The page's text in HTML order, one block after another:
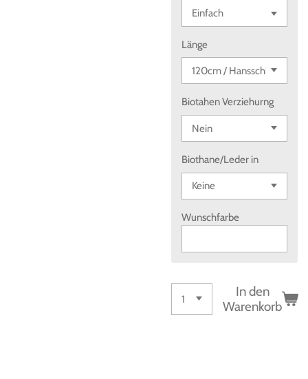
Länge
Biotahen Verziehurng
Biothane/Leder in
Wunschfarbe
In den
Warenkorb